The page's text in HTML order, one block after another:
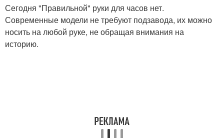
Сегодня "Правильной" руки для часов нет.
Современные модели не требуют подзавода, их можно
носить на любой руке, не обращая внимания на
историю.